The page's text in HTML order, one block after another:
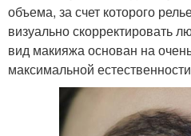
объема, за счет которого
визуально скорректировать
вид макияжа основан на
максимальной